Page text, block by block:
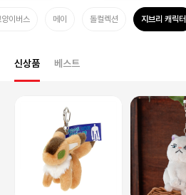
이버스 메이 돌컬렉션 지브리 캐릭터
신상품 베스트